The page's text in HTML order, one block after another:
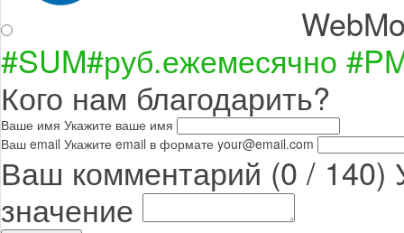
#SUM#руб.ежемесячно
Кого нам благодарить?
Ваше имя Укажите ваше имя
Ваш email Укажите email в формате your@email.com
Ваш комментарий (0 / 140)
значение